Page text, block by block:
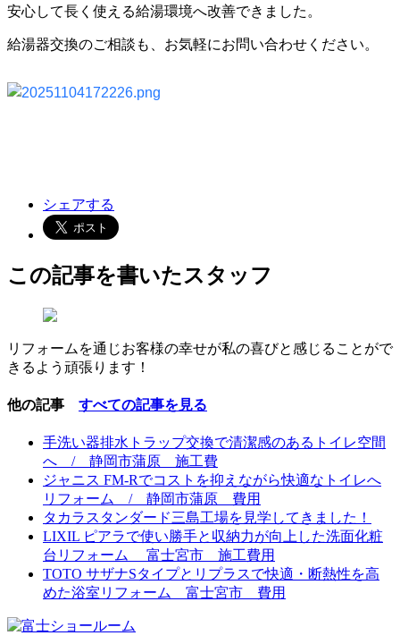
安心して長く使える給湯環境へ改善できました。
給湯器交換のご相談も、お気軽にお問い合わせください。
シェアする
この記事を書いたスタッフ
リフォームを通じお客様の幸せが私の喜びと感じることがで
きるよう頑張ります！
他の記事 すべての記事を見る
手洗い器排水トラップ交換で清潔感のあるトイレ空間
へ / 静岡市蒲原 施工費
ジャニス FM-Rでコストを抑えながら快適なトイレへ
リフォーム / 静岡市蒲原 費用
タカラスタンダード三島工場を見学してきました！
LIXIL ピアラで使い勝手と収納力が向上した洗面化粧
台リフォーム 富士宮市 施工費用
TOTO サザナSタイプとリプラスで快適・断熱性を高
めた浴室リフォーム 富士宮市 費用